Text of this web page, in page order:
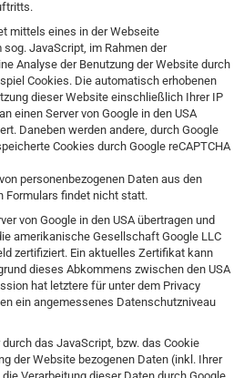
mittels eines in der Webseite
JavaScript, im Rahmen der
Analyse der Benutzung der Website durch
Cookies. Die automatisch erhobenen
dieser Website einschließlich Ihrer IP
einen Server von Google in den USA
Daneben werden andere, durch Google
Cookies durch Google reCAPTCHA
personenbezogenen Daten aus den
Formulars findet nicht statt.
von Google in den USA übertragen und
amerikanische Gesellschaft Google LLC
zertifiziert. Ein aktuelles Zertifikat kann
dieses Abkommens zwischen den USA
hat letztere für unter dem Privacy
ein angemessenes Datenschutzniveau
das JavaScript, bzw. das Cookie
der Website bezogenen Daten (inkl. Ihrer